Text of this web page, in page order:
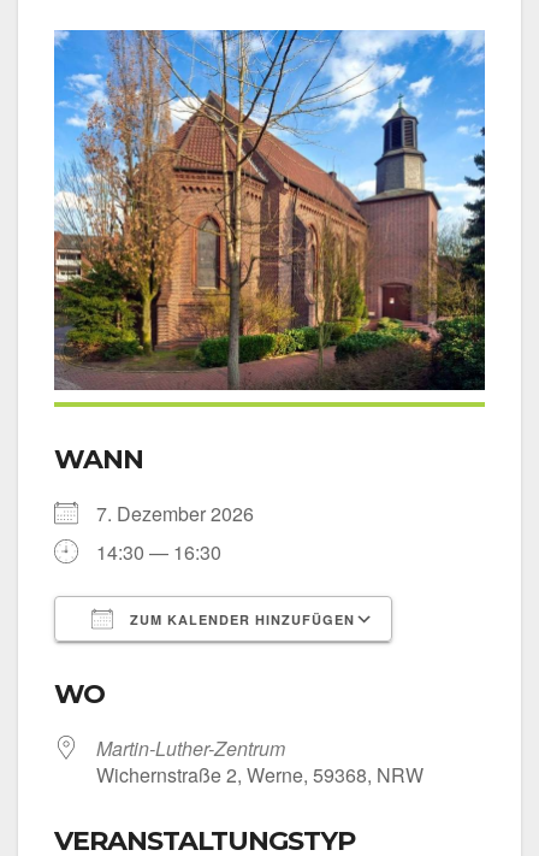
WANN
7. Dezem­ber 2026
14:30 — 16:30
ZUM KALENDER HINZUFÜGEN
WO
Martin-Luther-Zentrum
Wichern­stra­ße 2, Wer­ne, 59368, NRW
VERANSTALTUNGSTYP